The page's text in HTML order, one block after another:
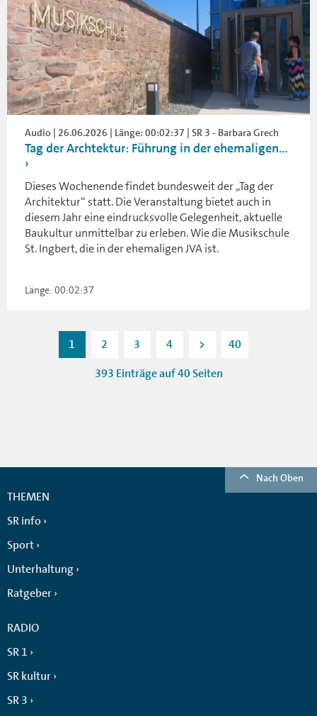
Audio | 26.06.2026 | Länge: 00:02:37 | SR 3 - Barbara Grech
Tag der Archtektur: Führung in der ehemaligen...
Dieses Wochenende findet bundesweit der „Tag der
Architektur“ statt. Die Veranstaltung bietet auch in
diesem Jahr eine eindrucksvolle Gelegenheit, aktuelle
Baukultur unmittelbar zu erleben. Wie die Musikschule
St. Ingbert, die in der ehemaligen JVA ist.
Länge: 00:02:37
1 2 3 4 > 40
393 Einträge auf 40 Seiten
Nach Oben
THEMEN
SR info
Sport
Unterhaltung
Ratgeber
RADIO
SR 1
SR kultur
SR 3